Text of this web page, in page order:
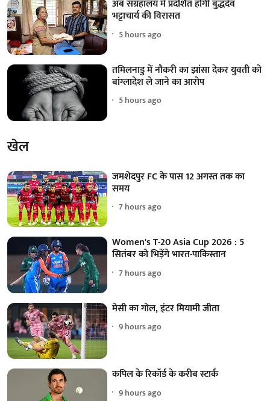
अब संग्रहालय में प्रदर्शित होगी बुद्धदेव
भट्टाचार्य की विरासत
5 hours ago
तमिलनाडु में नौकरी का झांसा देकर युवती को
बांग्लादेश ले जाने का आरोप
5 hours ago
खेल
जमशेदपुर FC के पास 12 अगस्त तक का
समय
7 hours ago
Women's T-20 Asia Cup 2026 : 5
सितंबर को भिड़ेंगे भारत-पाकिस्तान
7 hours ago
मेसी का गोल, इंटर मियामी जीता
9 hours ago
कपिल के रिकॉर्ड के करीब स्टार्क
9 hours ago